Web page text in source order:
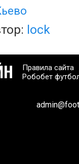
lock
Правила сайта
Робобет